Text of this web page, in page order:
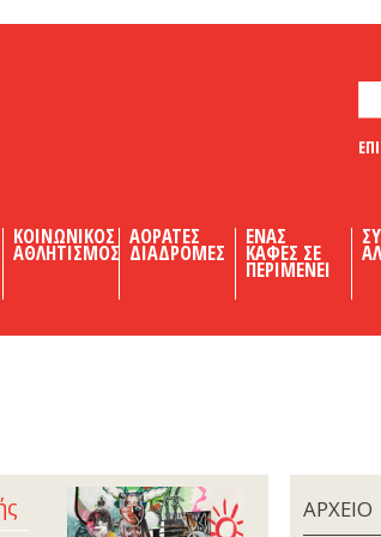
ΚΟΙΝΩΝΙΚΟΣ
ΑΘΛΗΤΙΣΜΟΣ
ΑΟΡΑΤΕΣ
ΔΙΑΔΡΟΜΕΣ
ΕΝΑΣ
ΚΑΦΕΣ ΣΕ
ΠΕΡΙΜΕΝΕΙ
ΑΡΧΕΙΟ